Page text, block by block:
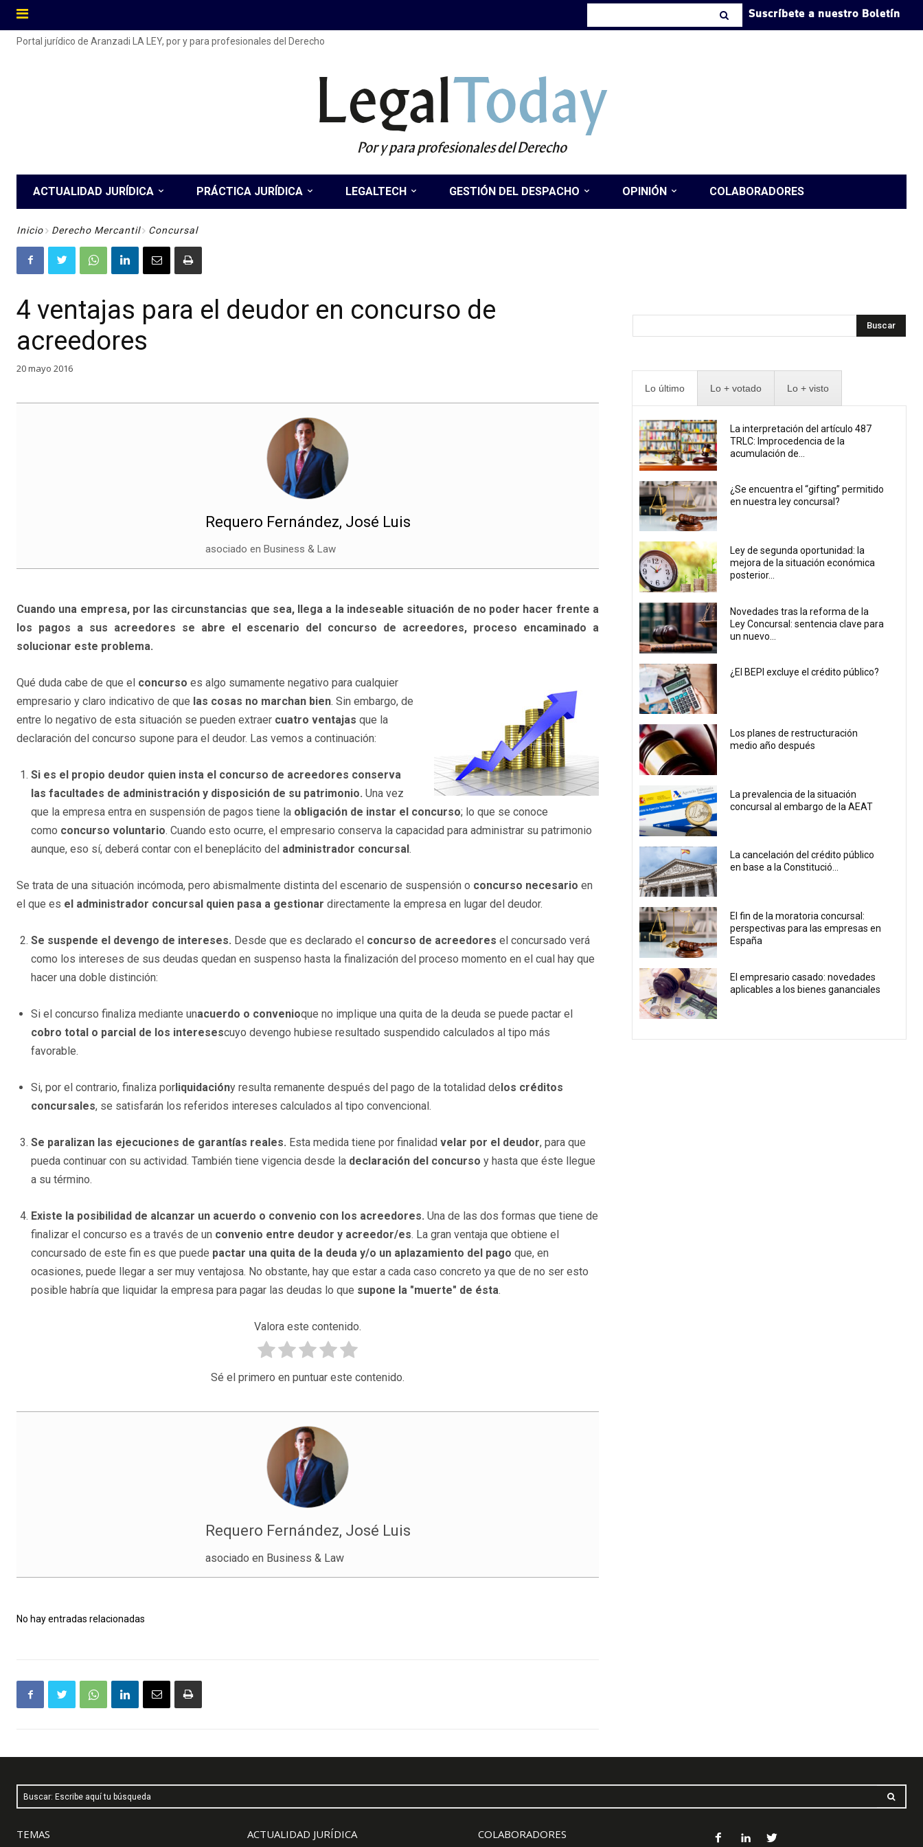
Suscríbete a nuestro Boletín
Portal jurídico de Aranzadi LA LEY, por y para profesionales del Derecho
LegalToday
Por y para profesionales del Derecho
ACTUALIDAD JURÍDICA PRÁCTICA JURÍDICA LEGALTECH GESTIÓN DEL DESPACHO OPINIÓN COLABORADORES
Inicio Derecho Mercantil Concursal
4 ventajas para el deudor en concurso de
acreedores
20 mayo 2016
Requero Fernández, José Luis
asociado en Business & Law
Cuando una empresa, por las circunstancias que sea, llega a la indeseable situación de no poder hacer frente a
los pagos a sus acreedores se abre el escenario del concurso de acreedores, proceso encaminado a
solucionar este problema.
Qué duda cabe de que el concurso es algo sumamente negativo para cualquier
empresario y claro indicativo de que las cosas no marchan bien. Sin embargo, de
entre lo negativo de esta situación se pueden extraer cuatro ventajas que la
declaración del concurso supone para el deudor. Las vemos a continuación:
Si es el propio deudor quien insta el concurso de acreedores conserva
las facultades de administración y disposición de su patrimonio. Una vez
que la empresa entra en suspensión de pagos tiene la obligación de instar el concurso; lo que se conoce
como concurso voluntario. Cuando esto ocurre, el empresario conserva la capacidad para administrar su patrimonio
aunque, eso sí, deberá contar con el beneplácito del administrador concursal .
Se trata de una situación incómoda, pero abismalmente distinta del escenario de suspensión o concurso necesario en
el que es el administrador concursal quien pasa a gestionar directamente la empresa en lugar del deudor.
Se suspende el devengo de intereses. Desde que es declarado el concurso de acreedores el concursado verá
como los intereses de sus deudas quedan en suspenso hasta la finalización del proceso momento en el cual hay que
hacer una doble distinción:
Si el concurso finaliza mediante unacuerdo o convenioque no implique una quita de la deuda se puede pactar el
cobro total o parcial de los interesescuyo devengo hubiese resultado suspendido calculados al tipo más
favorable.
Si, por el contrario, finaliza por liquidacióny resulta remanente después del pago de la totalidad de los créditos
concursales, se satisfarán los referidos intereses calculados al tipo convencional.
Se paralizan las ejecuciones de garantías reales. Esta medida tiene por finalidad velar por el deudor, para que
pueda continuar con su actividad. También tiene vigencia desde la declaración del concurso y hasta que éste llegue
a su término.
Existe la posibilidad de alcanzar un acuerdo o convenio con los acreedores. Una de las dos formas que tiene de
finalizar el concurso es a través de un convenio entre deudor y acreedor/es. La gran ventaja que obtiene el
concursado de este fin es que puede pactar una quita de la deuda y/o un aplazamiento del pago que, en
ocasiones, puede llegar a ser muy ventajosa. No obstante, hay que estar a cada caso concreto ya que de no ser esto
posible habría que liquidar la empresa para pagar las deudas lo que supone la "muerte" de ésta.
Valora este contenido.
Sé el primero en puntuar este contenido.
Requero Fernández, José Luis
asociado en Business & Law
No hay entradas relacionadas
Buscar
Lo último Lo + votado Lo + visto
La interpretación del artículo 487
TRLC: Improcedencia de la
acumulación de...
¿Se encuentra el “gifting” permitido
en nuestra ley concursal?
Ley de segunda oportunidad: la
mejora de la situación económica
posterior...
Novedades tras la reforma de la
Ley Concursal: sentencia clave para
un nuevo...
¿El BEPI excluye el crédito público?
Los planes de restructuración
medio año después
La prevalencia de la situación
concursal al embargo de la AEAT
La cancelación del crédito público
en base a la Constitució...
El fin de la moratoria concursal:
perspectivas para las empresas en
España
El empresario casado: novedades
aplicables a los bienes gananciales
Buscar: Escribe aquí tu búsqueda
TEMAS ACTUALIDAD JURÍDICA COLABORADORES